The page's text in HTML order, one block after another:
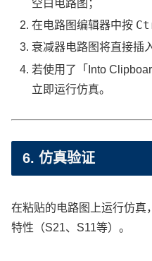
空白电路图；
在电路图编辑器中按
衰减器电路图将直接插
若使用了「Into
立即运行仿真。
6. 仿真验证
在粘贴的电路图上运行仿真
特性（S21、S11等）。